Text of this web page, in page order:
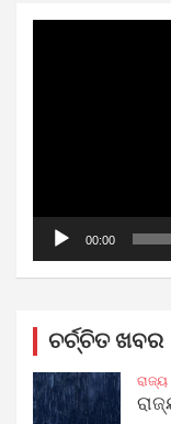
00:00
ଚର୍ଚ୍ଚିତ ଖବର
ରାଜ୍ୟ